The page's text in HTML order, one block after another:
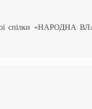
спілки «НАРОДНА